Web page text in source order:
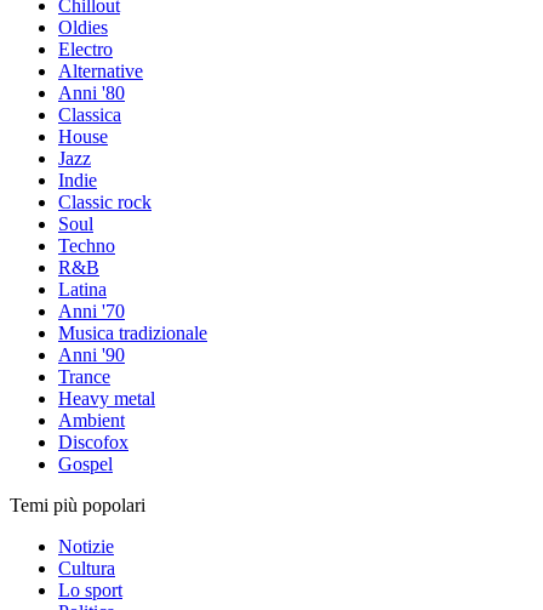
Chillout
Oldies
Electro
Alternative
Anni '80
Classica
House
Jazz
Indie
Classic rock
Soul
Techno
R&B
Latina
Anni '70
Musica tradizionale
Anni '90
Trance
Heavy metal
Ambient
Discofox
Gospel
Temi più popolari
Notizie
Cultura
Lo sport